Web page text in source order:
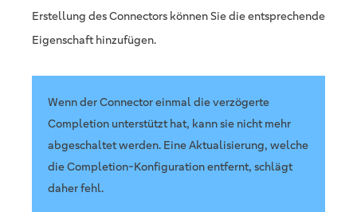
Erstellung des Connectors können Sie die entsprechende
Eigenschaft hinzufügen.
Wenn der Connector einmal die verzögerte
Completion unterstützt hat, kann sie nicht mehr
abgeschaltet werden. Eine Aktualisierung, welche
die Completion-Konfiguration entfernt, schlägt
daher fehl.